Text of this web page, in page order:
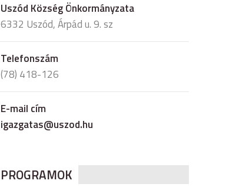
Uszód Község Önkormányzata
6332 Uszód, Árpád u. 9. sz
Telefonszám
(78) 418-126
E-mail cím
igazgatas@uszod.hu
PROGRAMOK